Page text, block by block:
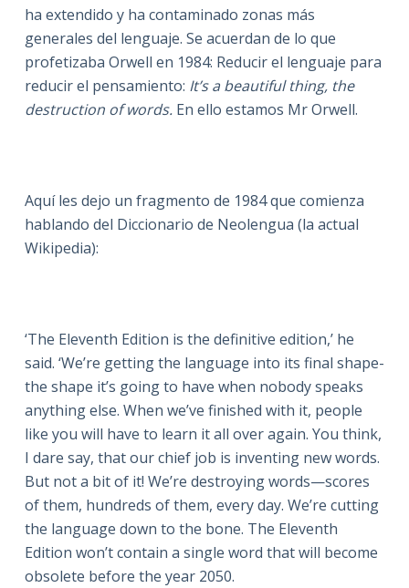
ha extendido y ha contaminado zonas más
generales del lenguaje. Se acuerdan de lo que
profetizaba Orwell en 1984: Reducir el lenguaje para
reducir el pensamiento: It’s a beautiful thing, the
destruction of words. En ello estamos Mr Orwell.
Aquí les dejo un fragmento de 1984 que comienza
hablando del Diccionario de Neolengua (la actual
Wikipedia):
‘The Eleventh Edition is the definitive edition,’ he
said. ‘We’re getting the language into its final shape-
the shape it’s going to have when nobody speaks
anything else. When we’ve finished with it, people
like you will have to learn it all over again. You think,
I dare say, that our chief job is inventing new words.
But not a bit of it! We’re destroying words—scores
of them, hundreds of them, every day. We’re cutting
the language down to the bone. The Eleventh
Edition won’t contain a single word that will become
obsolete before the year 2050.